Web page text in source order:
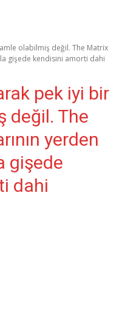
olabilmiş değil. The Matrix
gişede kendisini amorti dahi
pek iyi bir
değil. The
yerden
gişede
dahi